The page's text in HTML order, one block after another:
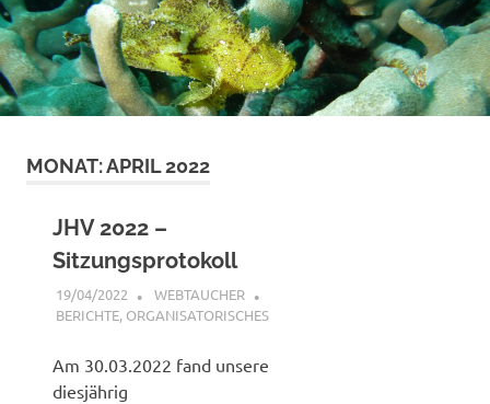
Inhalt
springen
MONAT:APRIL 2022
JHV 2022 –
Sitzungsprotokoll
19/04/2022
WEBTAUCHER
BERICHTE, ORGANISATORISCHES
Am 30.03.2022 fand unsere
diesjährig